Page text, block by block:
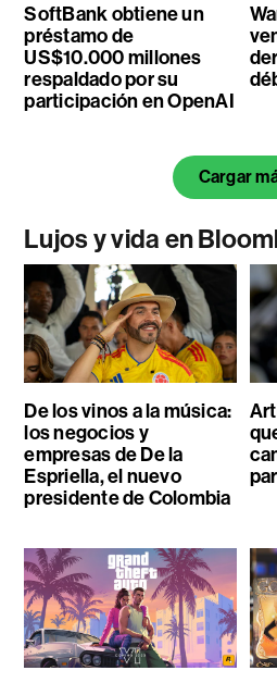
SoftBank obtiene un
préstamo de
US$10.000 millones
respaldado por su
participación en OpenAI
Cargar
Lujos y vida en
De los vinos a la música:
los negocios y
empresas de De la
Espriella, el nuevo
presidente de Colombia